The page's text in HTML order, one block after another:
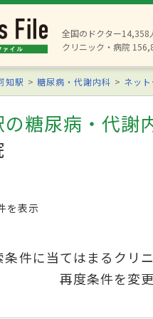
全国のドクター14,358
クリニック・病院
知駅 糖尿病・代謝内科 ネッ
糖尿病・代謝
を表示
条件に当てはまるクリ
再度条件を変